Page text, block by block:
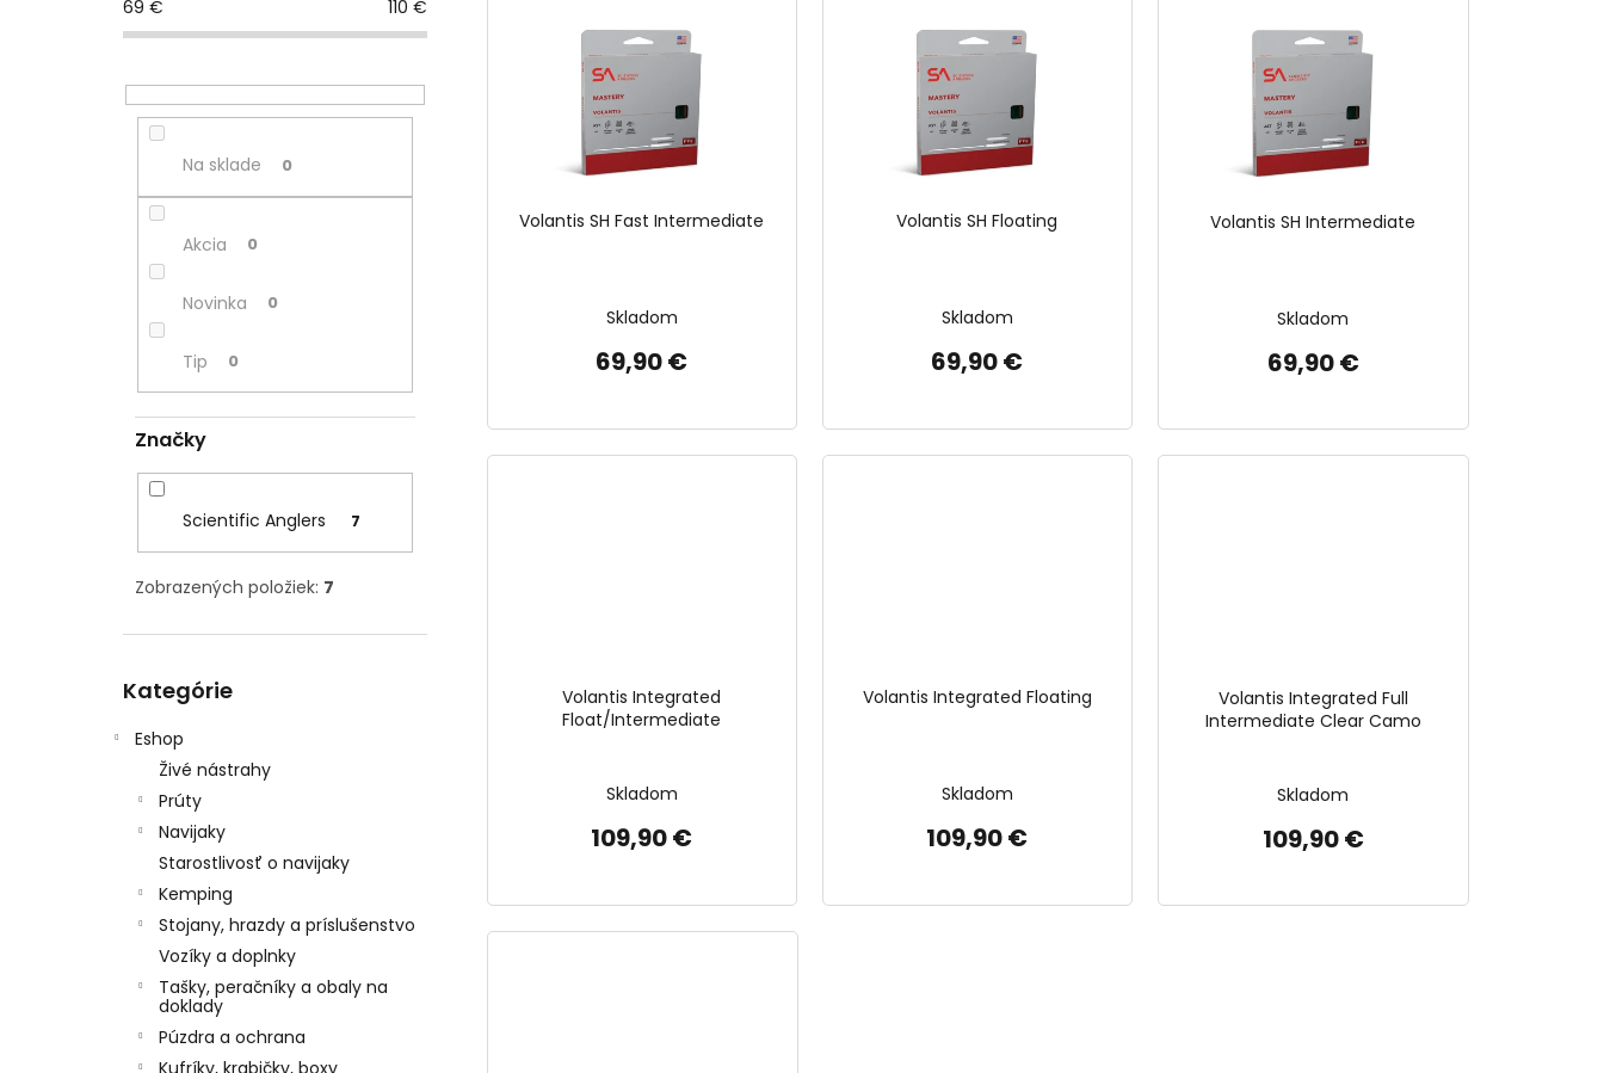
69 € 110 €
Na sklade 0
Akcia 0
Novinka 0
Tip 0
Značky
Scientific Anglers 7
Zobrazených položiek: 7
kategórie
Kategórie
Eshop
Živé nástrahy
Prúty
Navijaky
Starostlivosť o navijaky
Kemping
Stojany, hrazdy a príslušenstvo
Vozíky a doplnky
Tašky, peračníky a obaly na
doklady
Púzdra a ochrana
Kufríky, krabičky, boxy
Volantis SH Fast Intermediate
Skladom
69,90 €
Volantis SH Floating
Skladom
69,90 €
Volantis SH Intermediate
Skladom
69,90 €
Volantis Integrated
Float/Intermediate
Skladom
109,90 €
Volantis Integrated Floating
Skladom
109,90 €
Volantis Integrated Full
Intermediate Clear Camo
Skladom
109,90 €